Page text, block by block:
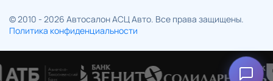
© 2010 - 2026 Автосалон АСЦ Авто. Все права защищены.
Политика конфиденциальности